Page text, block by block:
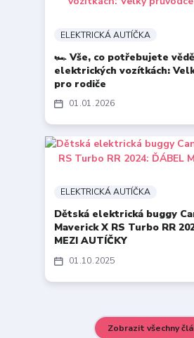
01 01 2026
ELEKTRICKÁ AUTÍČKA
🏎️ Vše, co potřebujete
elektrických vozítkách:
pro rodiče
01 10 2025
ELEKTRICKÁ AUTÍČKA
Dětská elektrická buggy
Maverick X RS Turbo RR
MEZI AUTÍČKY
Zobrazit všechny